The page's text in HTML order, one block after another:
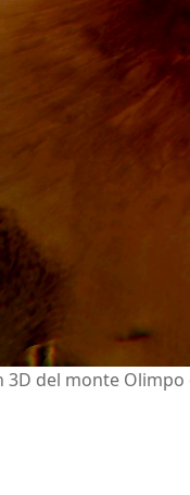
3D del monte Olimpo